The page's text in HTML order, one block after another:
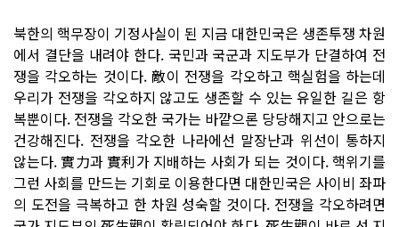
북한의 핵무장이 기정사실이 된 지금 대한민국은 생존투쟁 차원
에서 결단을 내려야 한다. 국민과 국군과 지도부가 단결하여 전
쟁을 각오하는 것이다. 敵이 전쟁을 각오하고 핵실험을 하는데
우리가 전쟁을 각오하지 않고도 생존할 수 있는 유일한 길은 항
복뿐이다. 전쟁을 각오한 국가는 바깥으론 당당해지고 안으로는
건강해진다. 전쟁을 각오한 나라에선 말장난과 위선이 통하지
않는다. 實力과 實利가 지배하는 사회가 되는 것이다. 핵위기를
그런 사회를 만드는 기회로 이용한다면 대한민국은 사이비 좌파
의 도전을 극복하고 한 차원 성숙할 것이다. 전쟁을 각오하려면